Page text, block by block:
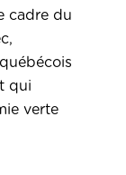
cadre du
qui
verte